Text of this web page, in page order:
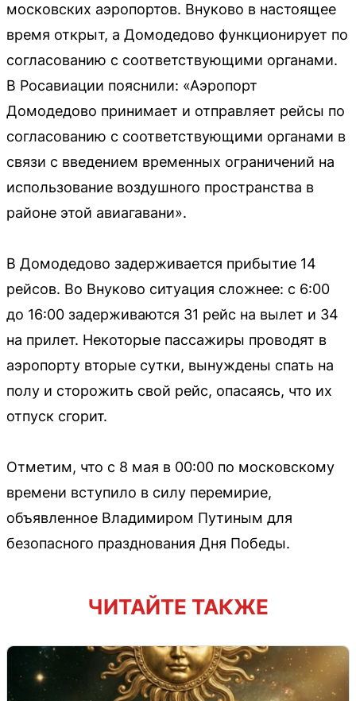
московских аэропортов. Внуково в настоящее
время открыт, а Домодедово функционирует по
согласованию с соответствующими органами.
В Росавиации пояснили: «Аэропорт
Домодедово принимает и отправляет рейсы по
согласованию с соответствующими органами в
связи с введением временных ограничений на
использование воздушного пространства в
районе этой авиагавани».
В Домодедово задерживается прибытие 14
рейсов. Во Внуково ситуация сложнее: с 6:00
до 16:00 задерживаются 31 рейс на вылет и 34
на прилет. Некоторые пассажиры проводят в
аэропорту вторые сутки, вынуждены спать на
полу и сторожить свой рейс, опасаясь, что их
отпуск сгорит.
Отметим, что с 8 мая в 00:00 по московскому
времени вступило в силу перемирие,
объявленное Владимиром Путиным для
безопасного празднования Дня Победы.
ЧИТАЙТЕ ТАКЖЕ